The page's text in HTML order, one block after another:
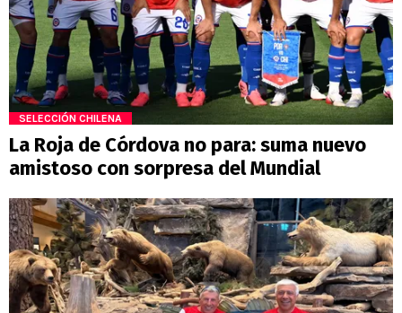
SELECCIÓN CHILENA
La Roja de Córdova no para: suma nuevo
amistoso con sorpresa del Mundial